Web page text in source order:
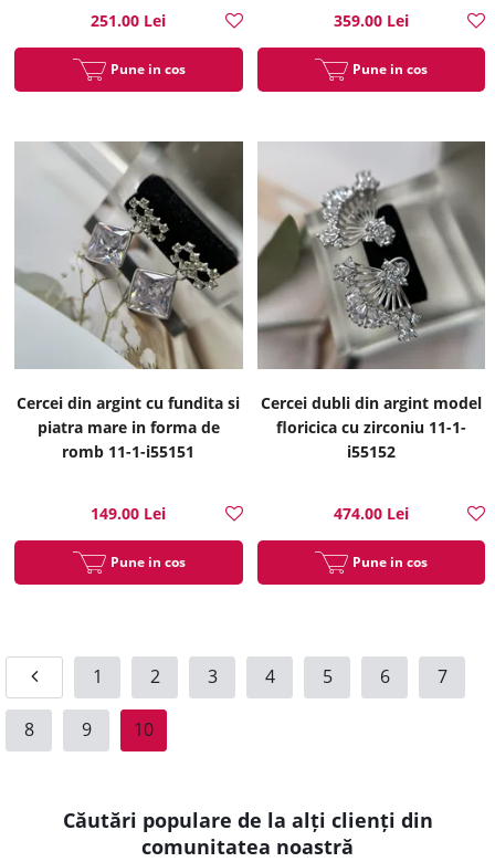
251.00 Lei
Pune in cos
359.00 Lei
Pune in cos
Cercei din argint cu fundita si
piatra mare in forma de
romb 11-1-i55151
149.00 Lei
Pune in cos
Cercei dubli din argint model
floricica cu zirconiu 11-1-
i55152
474.00 Lei
Pune in cos
1 2 3 4 5 6 7
8 9 10
Căutări populare de la alți clienți din
comunitatea noastră